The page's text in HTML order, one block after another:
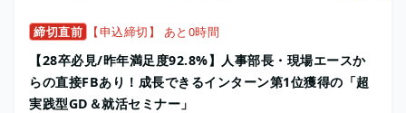
締切直前 【申込締切】 あと0時間
【28卒必見/昨年満⾜度92.8%】人事部長・現場エースか
らの直接FBあり！成長できるインターン第1位獲得の「超
実践型GD＆就活セミナー」